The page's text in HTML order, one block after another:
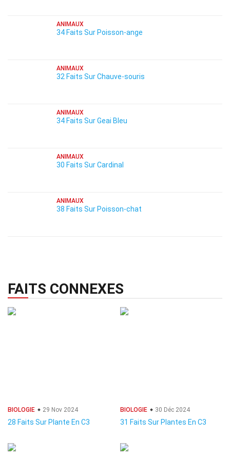
ANIMAUX
34 Faits Sur Poisson-ange
ANIMAUX
32 Faits Sur Chauve-souris
ANIMAUX
34 Faits Sur Geai Bleu
ANIMAUX
30 Faits Sur Cardinal
ANIMAUX
38 Faits Sur Poisson-chat
FAITS CONNEXES
BIOLOGIE 29 Nov 2024
28 Faits Sur Plante En C3
BIOLOGIE 30 Déc 2024
31 Faits Sur Plantes En C3